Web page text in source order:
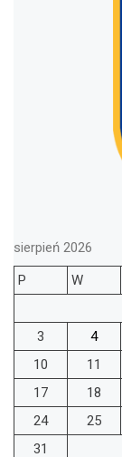
sierpień 2026
P
W
3
4
10
11
17
18
24
25
31